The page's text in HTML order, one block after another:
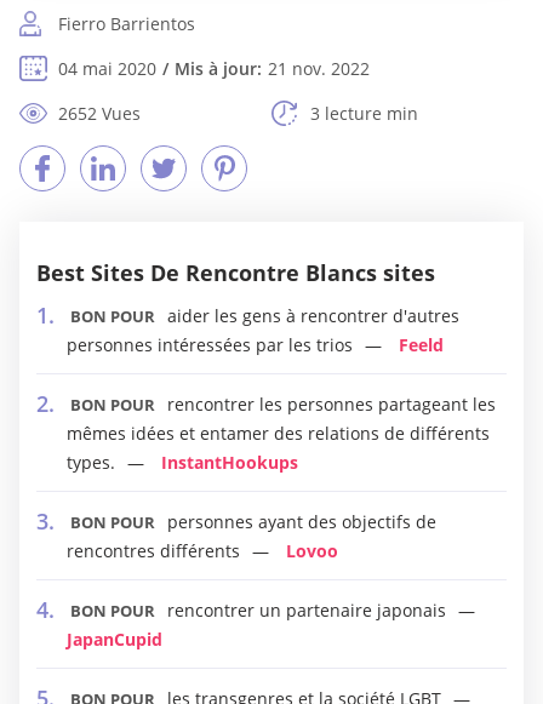
Fierro Barrientos
04 mai 2020
Mis à jour: 21 nov. 2022
2652 Vues
3 lecture min
Best Sites De Rencontre Blancs sites
BON POUR aider les gens à rencontrer d'autres
personnes intéressées par les trios
Feeld
BON POUR
rencontrer les personnes partageant les
mêmes idées et entamer des relations de différents
types.
InstantHookups
BON POUR
personnes ayant des objectifs de
rencontres différents
Lovoo
BON POUR
rencontrer un partenaire japonais
JapanCupid
BON POUR
les transgenres et la société LGBT